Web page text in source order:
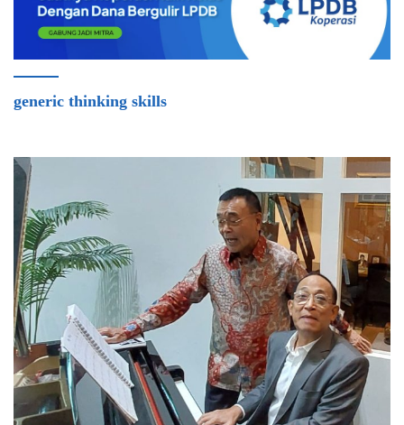
generic thinking skills